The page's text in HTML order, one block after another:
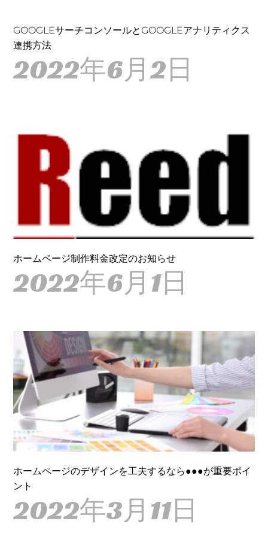
GOOGLEサーチコンソールとGOOGLEアナリティクス
連携方法
2022年6月2日
ホームページ制作料金改定のお知らせ
2022年6月1日
ホームページのデザインを工夫するなら●●●が重要ポイ
ント
2022年3月11日